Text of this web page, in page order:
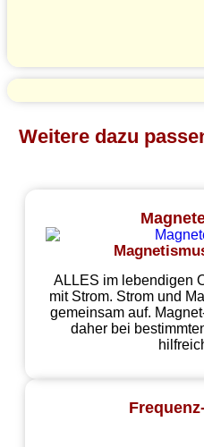
Weitere dazu
ALLES im lebendigen
mit Strom. Strom und
gemeinsam auf.
daher bei